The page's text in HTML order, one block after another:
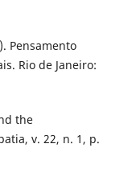
Pensamento
Rio de Janeiro:
the
v. 22, n. 1, p.